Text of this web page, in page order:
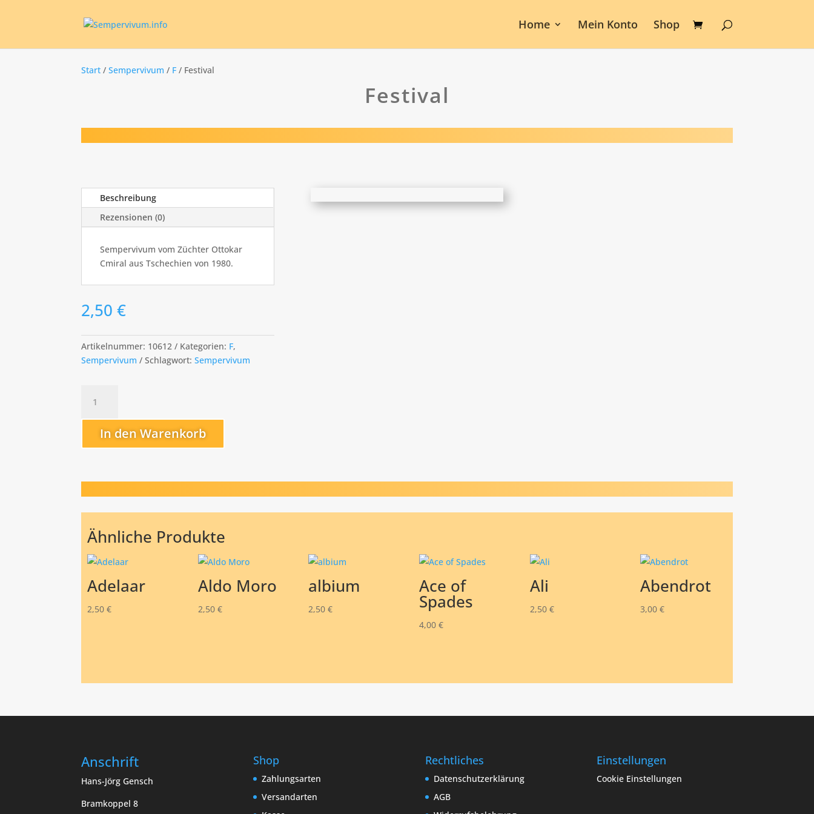
Home Mein Konto Shop
Start /Sempervivum / F / Festival
Festival
Beschreibung
Rezensionen (0)
Sempervivum vom Züchter Ottokar
Cmiral aus Tschechien von 1980.
2,50€
Artikelnummer: 10612 Kategorien: F,
Sempervivum
Schlagwort:Sempervivum
Menge
In den Warenkorb
Ähnliche Produkte
Adelaar
2,50€
Aldo Moro
2,50 €
albium
2,50€
Ace of
Spades
4,00 €
Ali
2,50 €
Abendrot
3,00€
Anschrift
Hans-Jörg Gensch
Bramkoppel 8
Shop
Zahlungsarten
Versandarten
Rechtliches
Datenschutzerklärung
AGB
Einstellungen
Cookie Einstellungen